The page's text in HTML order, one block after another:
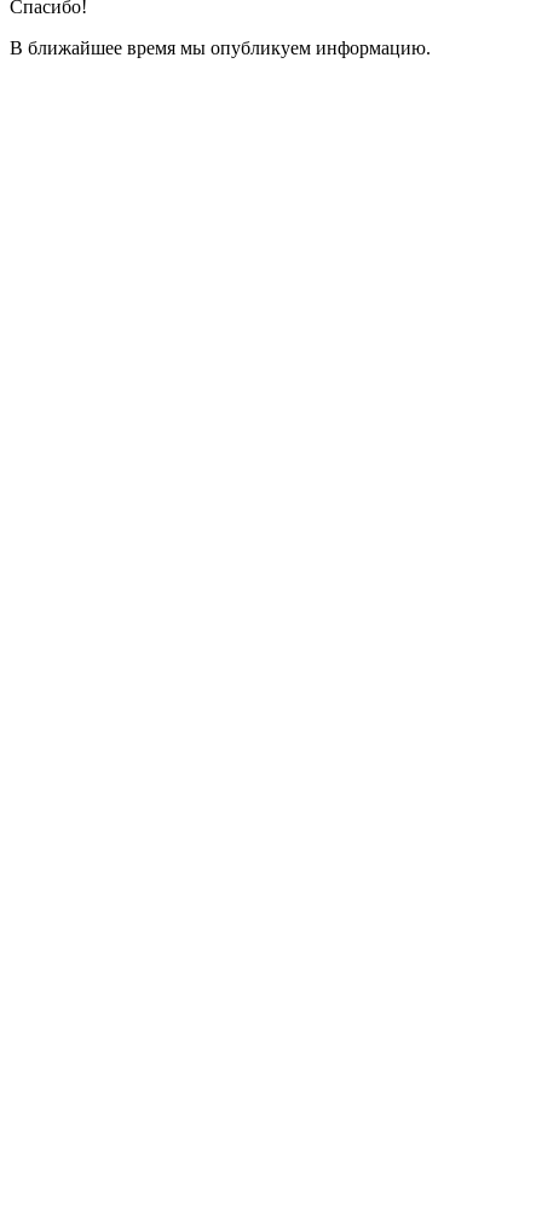
Спасибо!
В ближайшее время мы опубликуем информацию.